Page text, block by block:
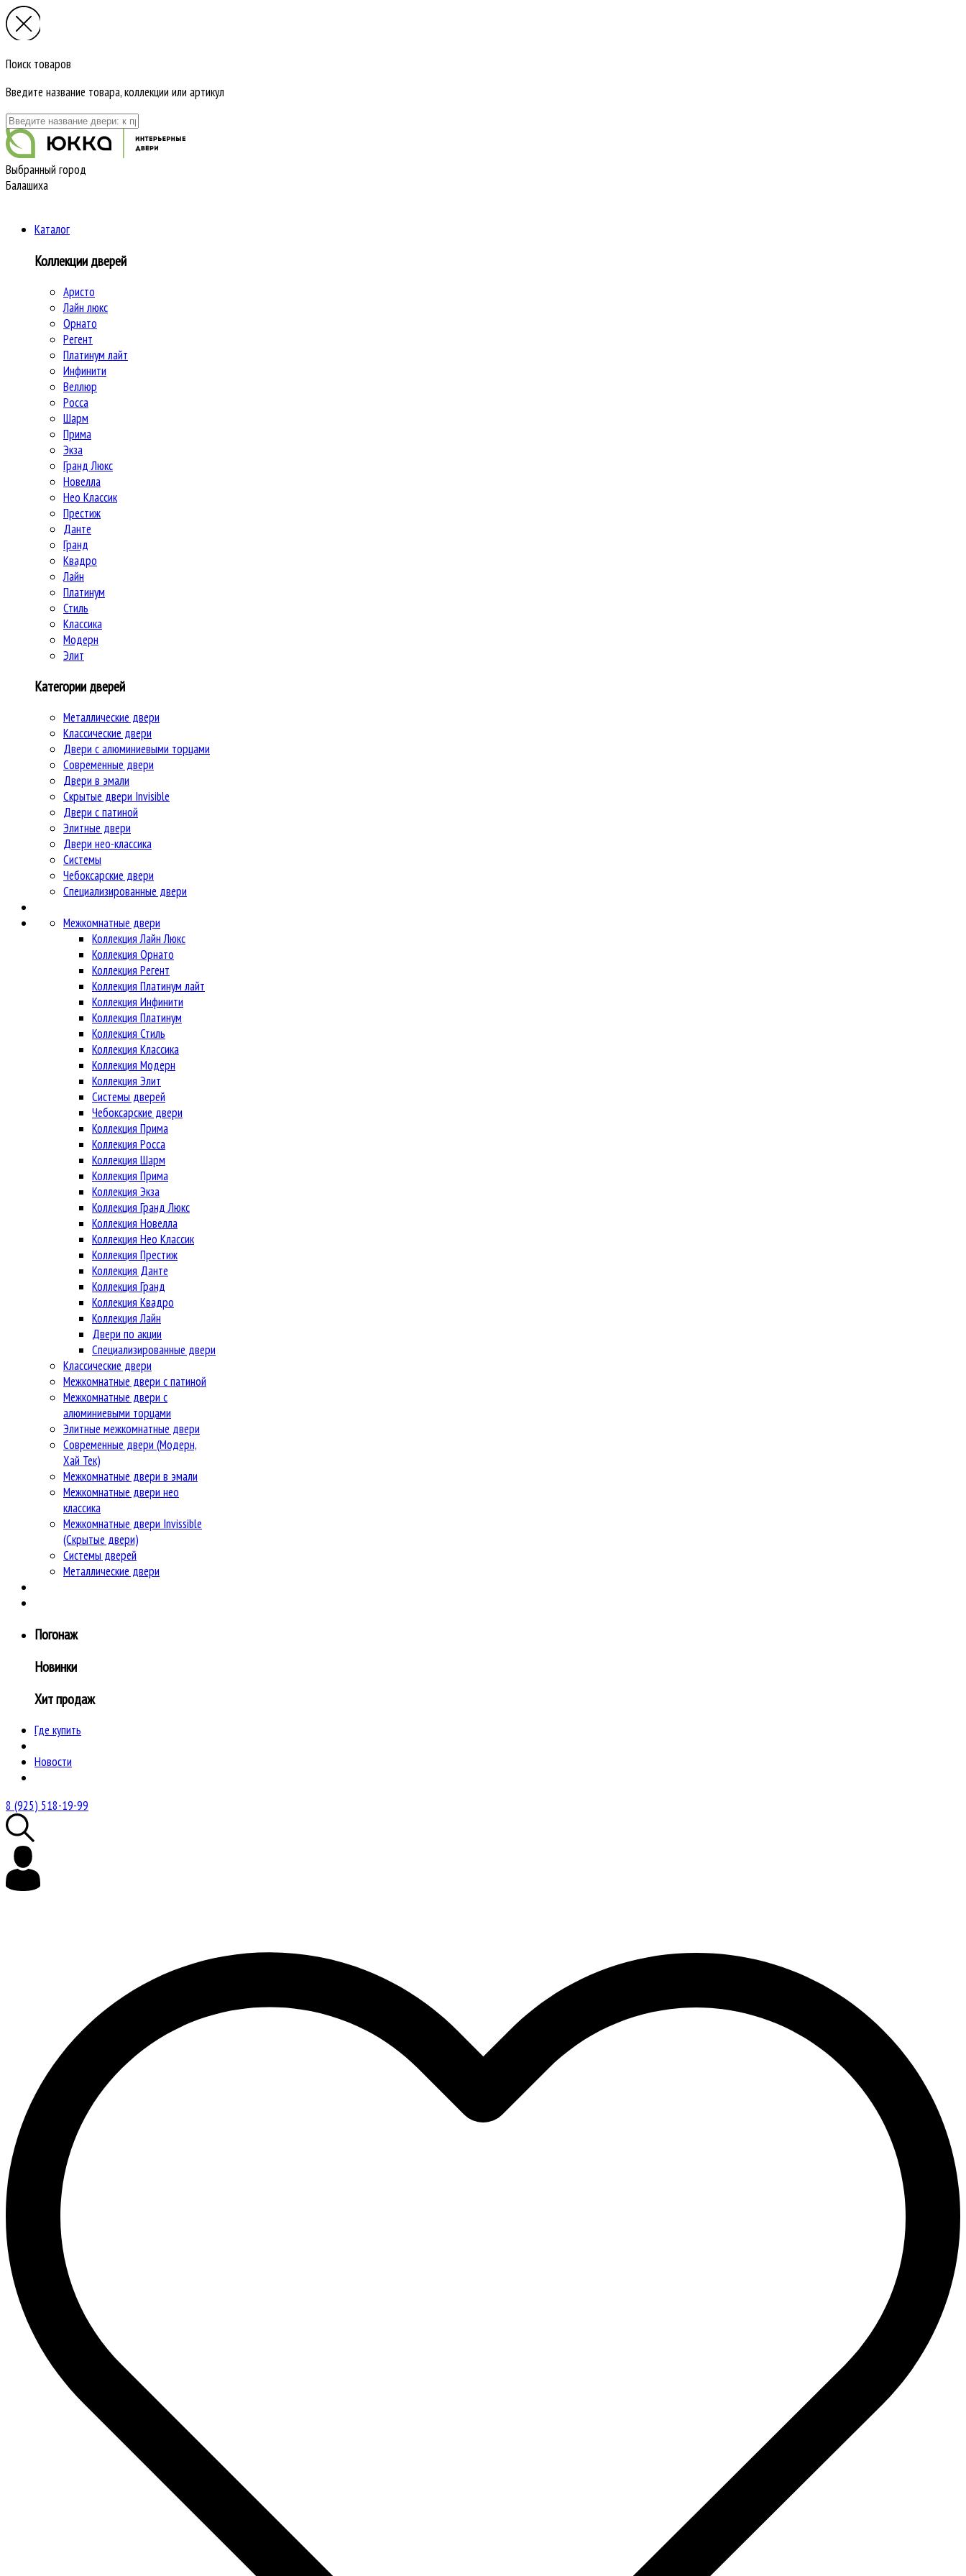
Поиск товаров
Введите название товара, коллекции или артикул
Выбранный город
Балашиха
Каталог
Коллекции дверей
Аристо
Лайн люкс
Орнато
Регент
Платинум лайт
Инфинити
Веллюр
Росса
Шарм
Прима
Экза
Гранд Люкс
Новелла
Нео Классик
Престиж
Данте
Гранд
Квадро
Лайн
Платинум
Стиль
Классика
Модерн
Элит
Категории дверей
Металлические двери
Классические двери
Двери c алюминиевыми торцами
Современные двери
Двери в эмали
Скрытые двери Invisible
Двери с патиной
Элитные двери
Двери нео-классика
Системы
Чебоксарские двери
Специализированные двери
Межкомнатные двери
Коллекция Лайн Люкс
Коллекция Орнато
Коллекция Регент
Коллекция Платинум лайт
Коллекция Инфинити
Коллекция Платинум
Коллекция Стиль
Коллекция Классика
Коллекция Модерн
Коллекция Элит
Системы дверей
Чебоксарские двери
Коллекция Прима
Коллекция Росса
Коллекция Шарм
Коллекция Прима
Коллекция Экза
Коллекция Гранд Люкс
Коллекция Новелла
Коллекция Нео Классик
Коллекция Престиж
Коллекция Данте
Коллекция Гранд
Коллекция Квадро
Коллекция Лайн
Двери по акции
Специализированные двери
Классические двери
Межкомнатные двери с патиной
Межкомнатные двери с
алюминиевыми торцами
Элитные межкомнатные двери
Современные двери (Модерн,
Хай Тек)
Межкомнатные двери в эмали
Межкомнатные двери нео
классика
Межкомнатные двери Invissible
(Скрытые двери)
Системы дверей
Металлические двери
Погонаж
Новинки
Хит продаж
Где купить
Новости
8 (925) 518-19-99